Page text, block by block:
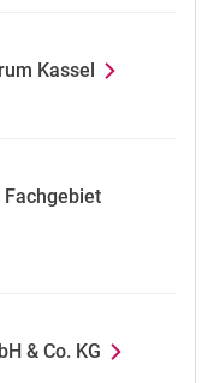
Kassel
& Co. KG